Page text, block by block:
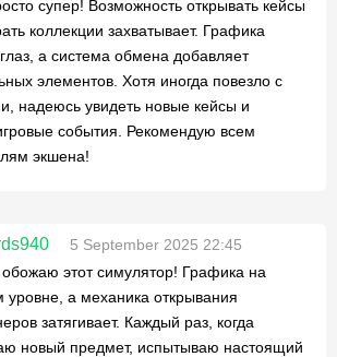
супер! Возможность открывать кейсы
коллекции захватывает. Графика
а система обмена добавляет
элементов. Хотя иногда повезло с
надеюсь увидеть новые кейсы и
события. Рекомендую всем
экшена!
5 September 2025 22:45
этот симулятор! Графика на
а механика открывания
затягивает. Каждый раз, когда
новый предмет, испытываю настоящий